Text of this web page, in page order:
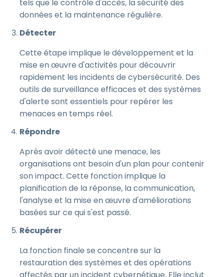
tels que le contrôle d'accès, la sécurité des
données et la maintenance régulière.
Détecter
Cette étape implique le développement et la
mise en œuvre d'activités pour découvrir
rapidement les incidents de cybersécurité. Des
outils de surveillance efficaces et des systèmes
d'alerte sont essentiels pour repérer les
menaces en temps réel.
Répondre
Après avoir détecté une menace, les
organisations ont besoin d'un plan pour contenir
son impact. Cette fonction implique la
planification de la réponse, la communication,
l'analyse et la mise en œuvre d'améliorations
basées sur ce qui s'est passé.
Récupérer
La fonction finale se concentre sur la
restauration des systèmes et des opérations